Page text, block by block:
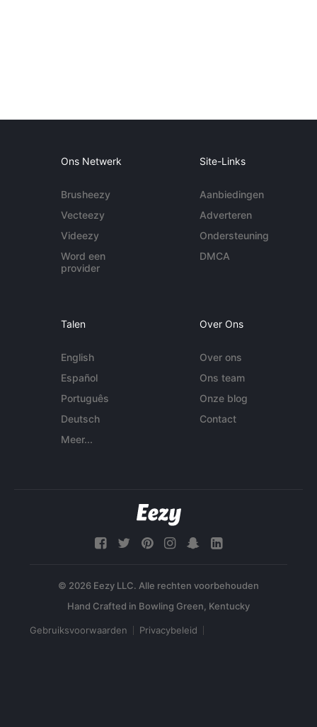
Ons Netwerk
Brusheezy
Vecteezy
Videezy
Word een
provider
Site-Links
Aanbiedingen
Adverteren
Ondersteuning
DMCA
Talen
English
Español
Português
Deutsch
Meer...
Over Ons
Over ons
Ons team
Onze blog
Contact
© 2026 Eezy LLC. Alle rechten voorbehouden
Gebruiksvoorwaarden Privacybeleid